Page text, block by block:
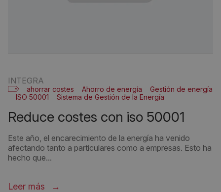
INTEGRA
ahorrar costes Ahorro de energía
Gestión de energía
ISO 50001
Sistema de Gestión de la Energía
reduce costes con iso 50001
Este año, el encarecimiento de la energía ha venido
afectando tanto a particulares como a empresas. Esto ha
hecho que...
Leer más